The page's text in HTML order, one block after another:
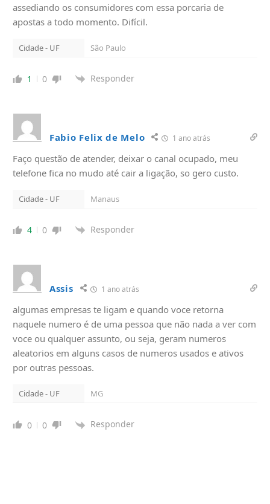
assediando os consumidores com essa porcaria de
apostas a todo momento. Difícil.
Cidade - UF São Paulo
1 0 Responder
Fabio Felix de Melo 1 ano atrás
Faço questão de atender, deixar o canal ocupado, meu
telefone fica no mudo até cair a ligação, so gero custo.
Cidade - UF Manaus
4 0 Responder
Assis 1 ano atrás
algumas empresas te ligam e quando voce retorna
naquele numero é de uma pessoa que não nada a ver com
voce ou qualquer assunto, ou seja, geram numeros
aleatorios em alguns casos de numeros usados e ativos
por outras pessoas.
Cidade - UF MG
0 0 Responder